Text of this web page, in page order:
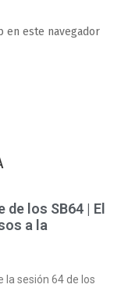
en este navegador
los SB64 | El
a la
la sesión 64 de los